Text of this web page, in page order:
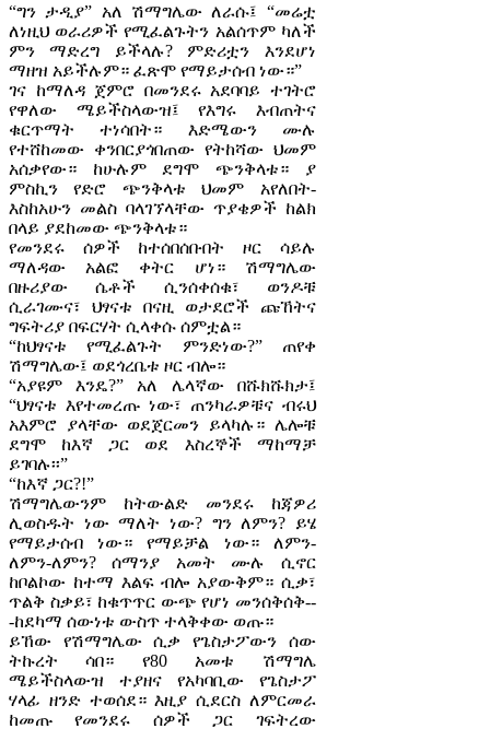
“ግን ታዲያ” አለ ሽማግሌው ለራሱ፤ “መሬቷ
ለነዚህ ወራሪዎች የሚፈልጉትን አልሰጥም ካለች
ምን ማድረግ ይችላሉ? ምድሪቷን እንደሆነ
ማዘዝ አይችሉም። ፈጽሞ የማይታሰብ ነው።”
ገና ከማለዳ ጀምሮ በመንደሩ አደባባይ ተገትሮ
የዋለው ሜይችስላውዝ፤ የእግሩ እብጠትና
ቁርጥማት ተነሳበት። እድሜውን ሙሉ
የተሸከመው ቀንበርያጎበጠው የትከሻው ህመም
አሰቃየው። ከሁሉም ደግሞ ጭንቅላቱ። ያ
ምስኪን የድሮ ጭንቅላቱ ህመም አየለበት-
እስከአሁን መልስ ባላገኘላቸው ጥያቄዎች ከልክ
በላይ ያደከመው ጭንቅላቱ።
የመንደሩ ሰዎች ከተሰበሰቡበት ዞር ሳይሉ
ማለዳው አልፎ ቀትር ሆነ። ሽማግሌው
በዙሪያው ሴቶች ሲንሰቀሰቁ፣ ወንዶቹ
ሲራገሙና፣ ህፃናቱ በናዚ ወታደሮች ጩኸትና
ግፍትሪያ በፍርሃት ሲላቀሱ ሰምቷል።
“ከህፃናቱ የሚፈልጉት ምንድነው?” ጠየቀ
ሽማግሌው፤ ወደጎረቤቱ ዞር ብሎ።
“አያዩም እንዴ?” አለ ሌላኛው በሹክሹክታ፤
“ህፃናቱ እየተመረጡ ነው፣ ጠንካራዎቹና ብሩህ
አእምሮ ያላቸው ወደጀርመን ይላካሉ። ሌሎቹ
ደግሞ ከእኛ ጋር ወደ እስረኞች ማከማቻ
ይገባሉ፡፡”
“ከእኛ ጋር?!”
ሽማግሌውንም ከትውልድ መንደሩ ከጃዎሪ
ሊወስዱት ነው ማለት ነው? ግን ለምን? ይሄ
የማይታሰብ ነው። የማይቻል ነው። ለምን-
ለምን-ለምን? ሰማንያ አመት ሙሉ ሲኖር
ከቦልኮው ከተማ እልፍ ብሎ አያውቅም። ሲቃ፣
ጥልቅ ስቃይ፣ ከቁጥጥር ውጭ የሆነ መንሰቅሰቅ--
-ከደካማ ሰውነቱ ውስጥ ተላቅቀው ወጡ።
ይኸው የሽማግሌው ሲቃ የጌስታፖውን ሰው
ትኩረት ሳበ። የ80 አመቱ ሽማግሌ
ሜይችስላውዝ ተያዘና የአካባቢው የጌስታፖ
ሃላፊ ዘንድ ተወሰደ። እዚያ ሲደርስ ለምርመራ
ከመጡ የመንደሩ ሰዎች ጋር ገፍትረው